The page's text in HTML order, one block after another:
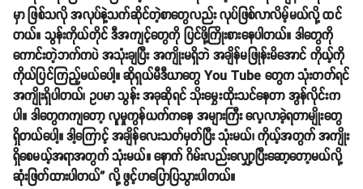
မှာ ဖြစ်သလို အလုပ်နဲ့သက်ဆိုင်တဲ့စာတွေလည်း လုပ်ဖြစ်လာလိမ့်မယ်လို့ ထင်
တယ်။ သွန်းကိုယ်တိုင် ဒီအကျင့်တွေကို ပြင်ဖို့ကြိုးစားနေပါတယ်။ ဒါတွေကို
ကောင်းတဲ့ဘက်ကပဲ အသုံးချပြီး အကျိုးမရှိဘဲ အချိန်မဖြုန်းမိအောင် ကိုယ့်ကို
ကိုယ်ပြင်ကြည့်မယ်ပေါ့။ ဆိုရှယ်မီဒီယာတွေ You Tube တွေက သုံးတတ်ရင်
အကျိုးရှိပါတယ်၊ ဥပမာ သွန်း အခုဆိုရင် သိုးမွှေးထိုးသင်နေတာ အွန်လိုင်းက
ပါ။ ဒါတွေကကျတော့ လူမှုကွန်ယက်ကနေ အများကြီး လေ့လာခဲ့ရတာမျိုးတွေ
ရှိတယ်ပေါ့။ ဒါ့ကြောင့် အချိန်လေးသတ်မှတ်ပြီး သုံးမယ်၊ ကိုယ့်အတွက် အကျိုး
ရှိစေမယ့်အရာအတွက် သုံးမယ်။ နောက် ဂိမ်းလည်းလျှော့ပြီးဆော့တော့မယ်လို့
ဆုံးဖြတ်ထားပါတယ်” လို့ ဖွင့်ဟပြောပြသွားပါတယ်။